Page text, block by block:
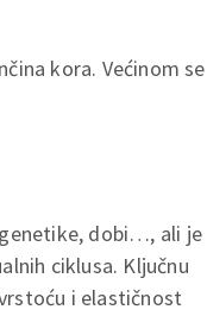
kora. Većinom se
dobi…, ali je
ciklusa. Ključnu
i elastičnost